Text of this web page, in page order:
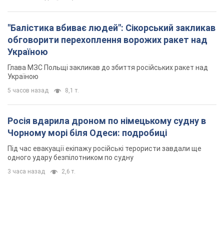
Росія вдарила дроном по німецькому судну в
Чорному морі біля Одеси: подробиці
Під час евакуації екіпажу російські терористи завдали ще
одного удару безпілотником по судну
3 часа назад 2,6 т.